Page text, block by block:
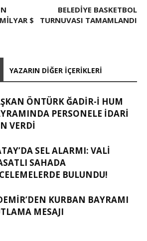
$
BELEDİYE BASKETBOL
TURNUVASI TAMAMLANDI
YAZARIN DIĞER İÇERIKLERI
ÖNTÜRK ĞADIR-İ HUM
PERSONELE İDARI
VERDI
SEL ALARMI: VALI
SAHADA
BULUNDU!
KURBAN BAYRAMI
MESAJI